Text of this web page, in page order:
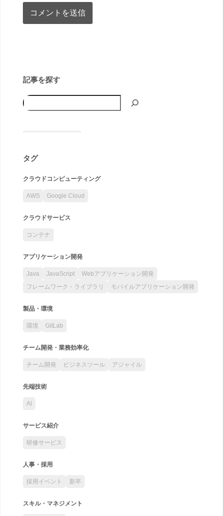
記事を探す
タグ
クラウドコンピューティング
AWS Google Cloud
クラウドサービス
コンテナ
アプリケーション開発
Java JavaScript
Webアプリケーション開発
フレームワーク・ライブラリ
モバイルアプリケーション開発
製品・環境
環境 GitLab
チーム開発・業務効率化
チーム開発 ビジネスツール アジャイル
先端技術
AI
サービス紹介
研修サービス
人事・採用
採用イベント 新卒
スキル・マネジメント